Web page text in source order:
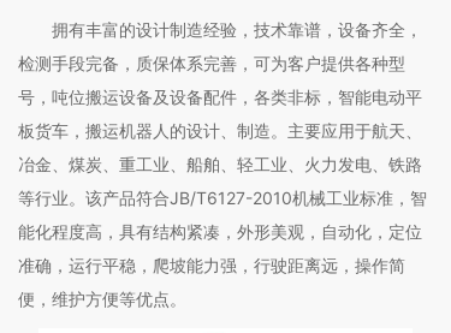
拥有丰富的设计制造经验，技术靠谱，设备齐全，
检测手段完备，质保体系完善，可为客户提供各种型
号，吨位搬运设备及设备配件，各类非标，智能电动平
板货车，搬运机器人的设计、制造。主要应用于航天、
冶金、煤炭、重工业、船舶、轻工业、火力发电、铁路
等行业。该产品符合JB/T6127-2010机械工业标准，智
能化程度高，具有结构紧凑，外形美观，自动化，定位
准确，运行平稳，爬坡能力强，行驶距离远，操作简
便，维护方便等优点。